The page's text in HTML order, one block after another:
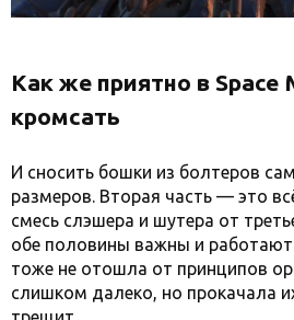
Как же приятно в Space
кромсать
И сносить бошки из болтеров
размеров. Вторая часть — это
смесь слэшера и шутера от
обе половины важны и
тоже не отошла от принципов
слишком далеко, но прокачала